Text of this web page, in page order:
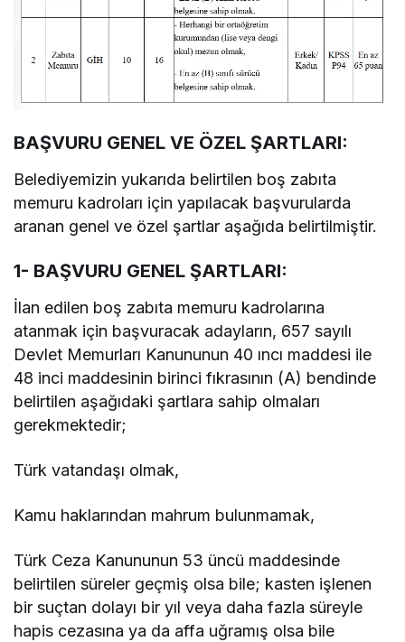
BAŞVURU GENEL VE ÖZEL ŞARTLARI:
Belediyemizin yukarıda belirtilen boş zabıta
memuru kadroları için yapılacak başvurularda
aranan genel ve özel şartlar aşağıda belirtilmiştir.
1- BAŞVURU GENEL ŞARTLARI:
İlan edilen boş zabıta memuru kadrolarına
atanmak için başvuracak adayların, 657 sayılı
Devlet Memurları Kanununun 40 ıncı maddesi ile
48 inci maddesinin birinci fıkrasının (A) bendinde
belirtilen aşağıdaki şartlara sahip olmaları
gerekmektedir;
Türk vatandaşı olmak,
Kamu haklarından mahrum bulunmamak,
Türk Ceza Kanununun 53 üncü maddesinde
belirtilen süreler geçmiş olsa bile; kasten işlenen
bir suçtan dolayı bir yıl veya daha fazla süreyle
hapis cezasına ya da affa uğramış olsa bile